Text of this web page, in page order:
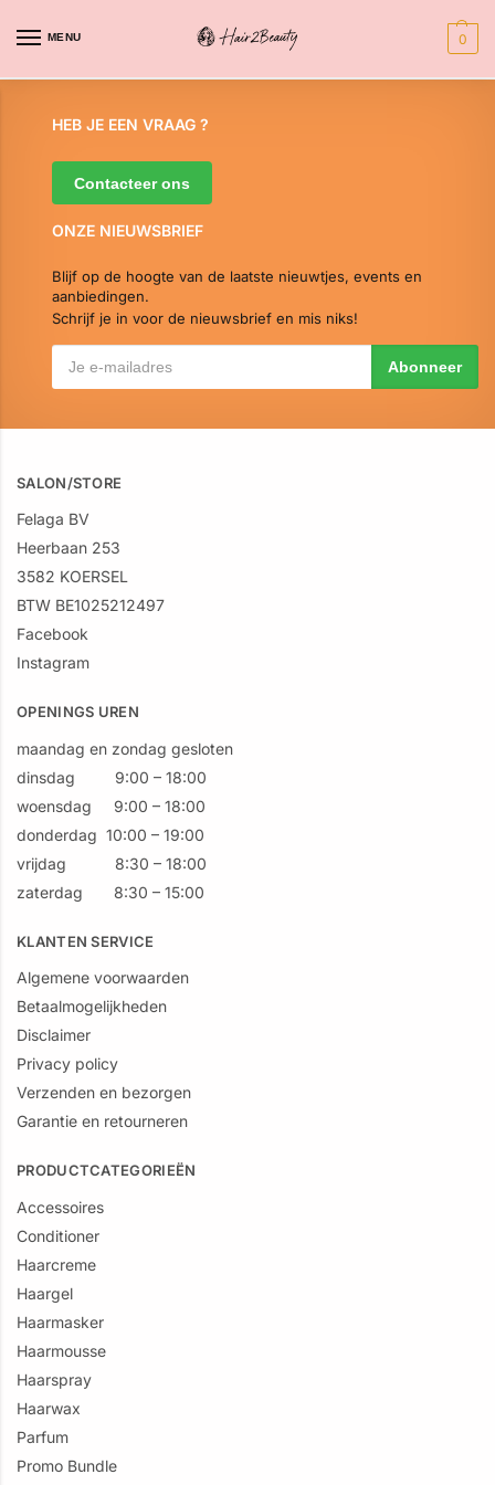
MENU 0
HEB JE EEN VRAAG ?
Contacteer ons
ONZE NIEUWSBRIEF
Blijf op de hoogte van de laatste nieuwtjes, events en
aanbiedingen.
Schrijf je in voor de nieuwsbrief en mis niks!
SALON/STORE
Felaga BV
Heerbaan 253
3582 KOERSEL
BTW BE1025212497
Facebook
Instagram
OPENINGS UREN
maandag en zondag gesloten
dinsdag 9:00 – 18:00
woensdag 9:00 – 18:00
donderdag 10:00 – 19:00
vrijdag 8:30 – 18:00
zaterdag 8:30 – 15:00
KLANTEN SERVICE
Algemene voorwaarden
Betaalmogelijkheden
Disclaimer
Privacy policy
Verzenden en bezorgen
Garantie en retourneren
PRODUCTCATEGORIEËN
Accessoires
Conditioner
Haarcreme
Haargel
Haarmasker
Haarmousse
Haarspray
Haarwax
Parfum
Promo Bundle